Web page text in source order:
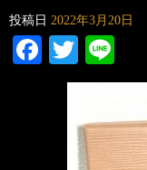
投稿日 2022年3月20日
Facebook
Twitter